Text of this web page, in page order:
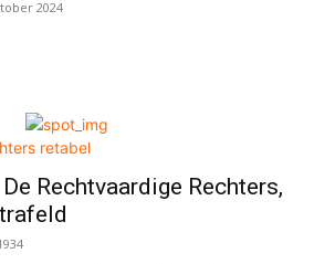
2024
Rechtvaardige Rechters,